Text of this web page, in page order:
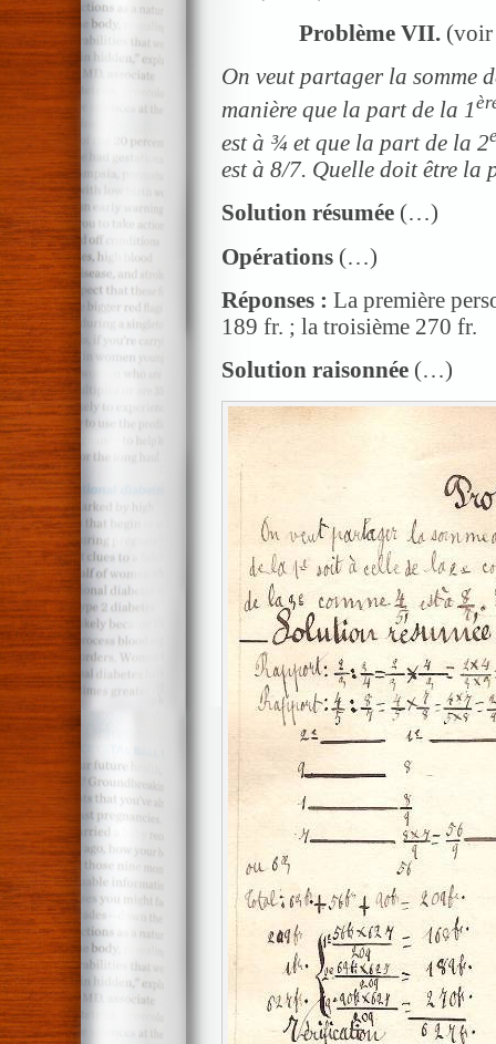
Problème VII. (voir
On veut partager la somme
manière que la part de la 1
est à ¾ et que la part de la 2
est à 8/7. Quelle doit être la
Solution résumée (…)
Opérations (…)
Réponses : La première
189 fr. ; la troisième 270 fr.
Solution raisonnée (…)